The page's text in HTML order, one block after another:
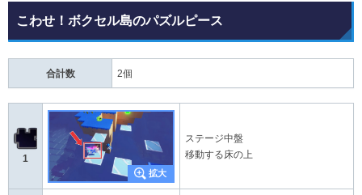
こわせ！ボクセル島のパズルピース
合計数 2個
1
ステージ中盤
移動する床の上